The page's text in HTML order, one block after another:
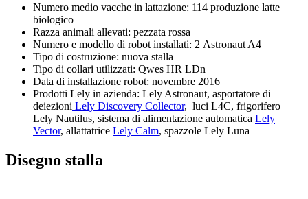
Numero medio vacche in lattazione: 114 produzione latte
biologico
Razza animali allevati: pezzata rossa
Numero e modello di robot installati: 2 Astronaut A4
Tipo di costruzione: nuova stalla
Tipo di collari utilizzati: Qwes HR LDn
Data di installazione robot: novembre 2016
Prodotti Lely in azienda: Lely Astronaut, asportatore di
deiezioni Lely Discovery Collector, luci L4C, frigorifero
Lely Nautilus, sistema di alimentazione automatica Lely
Vector, allattatrice Lely Calm, spazzole Lely Luna
Disegno stalla